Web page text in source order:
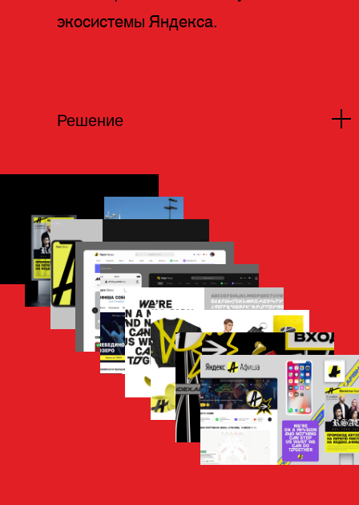
экосистемы Яндекса.
Решение
Наша идея вдохновлена яркими
визуальными образами опэнэйров,
спектаклей, вечеринок и выставок.
Вход, навигация и оградительная
лента, которые встречают и
направляют зрителя, организуют
пространство ивента. Модульные
конструкции, металлические формы –
собираются в сцену, трибуну или даже
инсталляцию. Лучи софитов,
направленные на сцену и